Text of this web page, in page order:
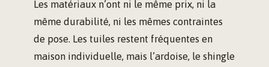
Les matériaux n’ont ni le même prix, ni la
même durabilité, ni les mêmes contraintes
de pose. Les tuiles restent fréquentes en
maison individuelle, mais l’ardoise, le shingle